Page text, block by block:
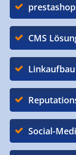
prestashop
CMS
Linkaufbau
Social-